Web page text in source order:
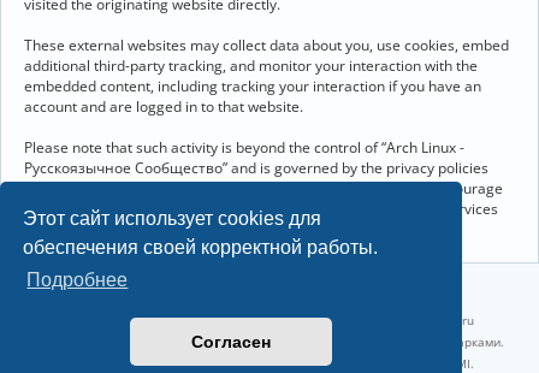
Этот сайт использует cookies для
обеспечения своей корректной работы.
Подробнее
Согласен
These external websites may collect data about you, use cookies, embed
additional third-party tracking, and monitor your interaction with the
embedded content, including tracking your interaction if you have an
account and are logged in to that website.
Please note that such activity is beyond the control of “Arch Linux -
Русскоязычное Сообщество” and is governed by the privacy policies
and terms of service of the respective external websites. We encourage
you to review the privacy and cookie policies of any third-party services
you interact with through embedded content.
Linux 6.18.40-1-lts x86_64 GNU/Linux 2026-07-26 08:48:12 |
vps reg.ru
Название и логотип Arch Linux ™ являются признанными торговыми марками.
Linux ® — зарегистрированная торговая марка Linus Torvalds и LMI.